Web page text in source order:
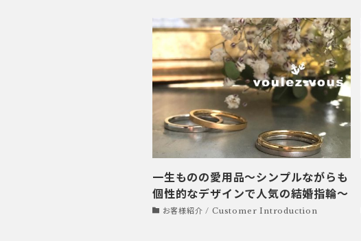
一生ものの愛用品～シンプルながらも
個性的なデザインで人気の結婚指輪～
お客様紹介 / Customer Introduction